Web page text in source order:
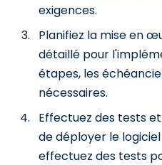
exigences.
Planifiez la mise en
détaillé pour
étapes, les
nécessaires.
Effectuez des tests
de déployer le
effectuez des tests